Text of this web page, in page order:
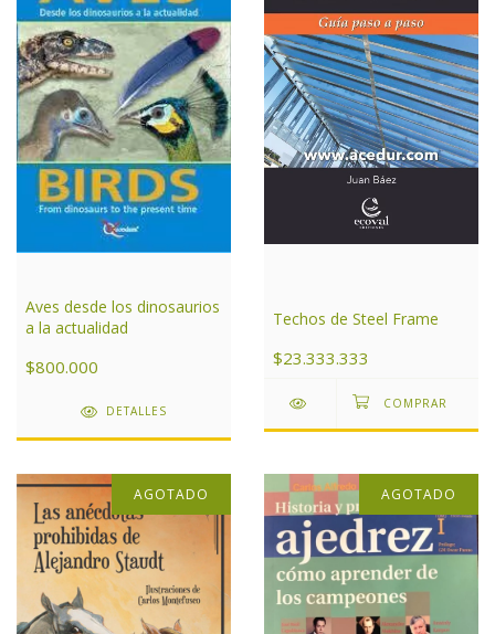
Aves desde los dinosaurios
a la actualidad
$800.000
DETALLES
Techos de Steel Frame
$23.333.333
AGOTADO AGOTADO